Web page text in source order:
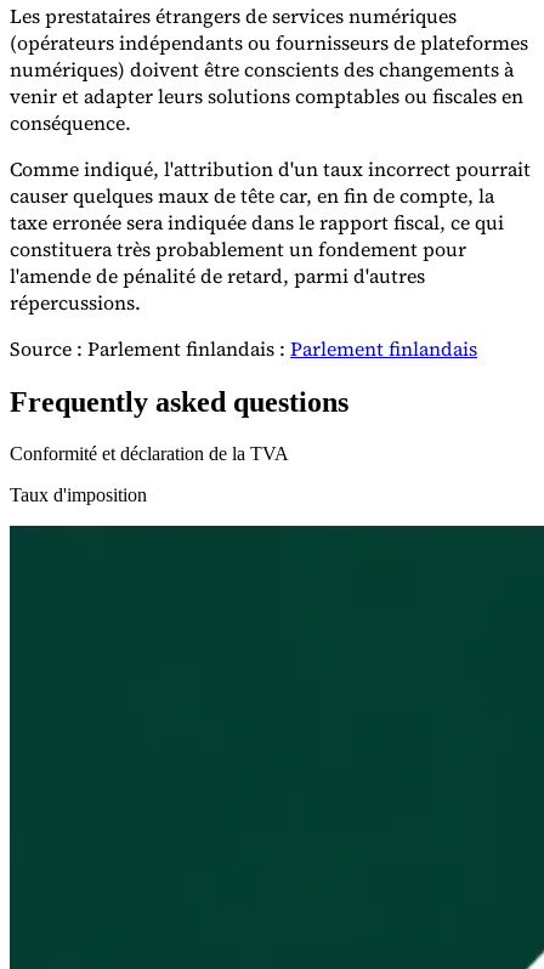
Les prestataires étrangers de services numériques
(opérateurs indépendants ou fournisseurs de plateformes
numériques) doivent être conscients des changements à
venir et adapter leurs solutions comptables ou fiscales en
conséquence.
Comme indiqué, l'attribution d'un taux incorrect pourrait
causer quelques maux de tête car, en fin de compte, la
taxe erronée sera indiquée dans le rapport fiscal, ce qui
constituera très probablement un fondement pour
l'amende de pénalité de retard, parmi d'autres
répercussions.
Source : Parlement finlandais : Parlement finlandais
Frequently asked questions
Conformité et déclaration de la TVA
Taux d'imposition